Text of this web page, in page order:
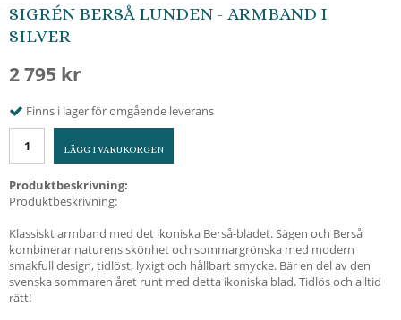
SIGRÉN BERSÅ LUNDEN - ARMBAND I
SILVER
2 795 kr
Finns i lager för omgående leverans
LÄGG I VARUKORGEN
Produktbeskrivning:
Produktbeskrivning:
Klassiskt armband med det ikoniska Berså-bladet. Sägen och Berså
kombinerar naturens skönhet och sommargrönska med modern
smakfull design, tidlöst, lyxigt och hållbart smycke. Bär en del av den
svenska sommaren året runt med detta ikoniska blad. Tidlös och alltid
rätt!